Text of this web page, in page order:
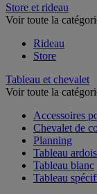
Store et rideau
Voir toute la
Rideau
Store
Tableau et chevalet
Voir toute la
Accessoires
Chevalet de
Planning
Tableau
Tableau blanc
Tableau